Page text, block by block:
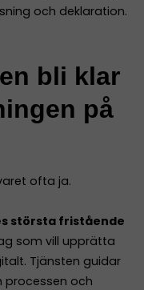
och deklaration.
bli klar
på
ofta ja.
största fristående
som vill upprätta
Tjänsten guidar
och